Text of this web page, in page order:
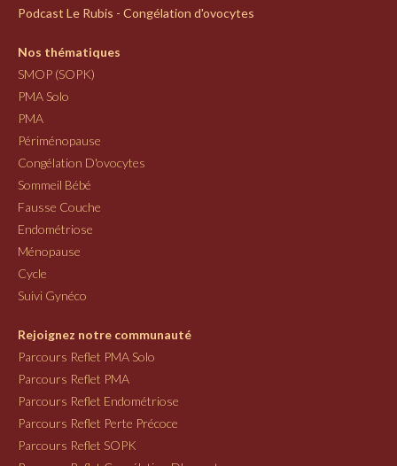
Podcast Le Rubis - Congélation d'ovocytes
Nos thématiques
SMOP (SOPK)
PMA Solo
PMA
Périménopause
Congélation D'ovocytes
Sommeil Bébé
Fausse Couche
Endométriose
Ménopause
Cycle
Suivi Gynéco
Rejoignez notre communauté
Parcours Reflet PMA Solo
Parcours Reflet PMA
Parcours Reflet Endométriose
Parcours Reflet Perte Précoce
Parcours Reflet SOPK